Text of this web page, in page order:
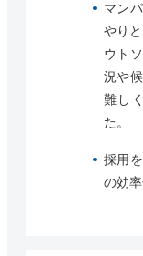
マン
やり
ウト
況や
難し
た。
採用
の効